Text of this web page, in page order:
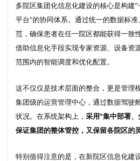
多院区集团化信息化建设的核心是构建
平台"的协同体系。通过统一的数据标
范，确保患者在任一院区都能获得一致
借助信息化手段实现专家资源、设备资
范围内的智能调度和优化配置。
这不仅仅是技术层面的整合，更是管理
集团级的运营管理中心，通过数据驾驶
状况。在系统架构上， 采用"集中部署
保证集团的整体管控，又保留各院区的
特别值得注意的是，在新院区信息化建